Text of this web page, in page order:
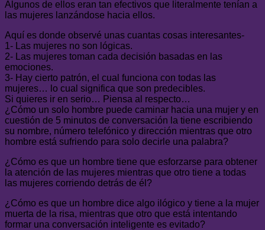
Algunos de ellos eran tan efectivos que literalmente tenían a
las mujeres lanzándose hacia ellos.
Aquí es donde observé unas cuantas cosas interesantes-
1- Las mujeres no son lógicas.
2- Las mujeres toman cada decisión basadas en las
emociones.
3- Hay cierto patrón, el cual funciona con todas las
mujeres… lo cual significa que son predecibles.
Si quieres ir en serio… Piensa al respecto…
¿Cómo un solo hombre puede caminar hacia una mujer y en
cuestión de 5 minutos de conversación la tiene escribiendo
su nombre, número telefónico y dirección mientras que otro
hombre está sufriendo para solo decirle una palabra?
¿Cómo es que un hombre tiene que esforzarse para obtener
la atención de las mujeres mientras que otro tiene a todas
las mujeres corriendo detrás de él?
¿Cómo es que un hombre dice algo ilógico y tiene a la mujer
muerta de la risa, mientras que otro que está intentando
formar una conversación inteligente es evitado?